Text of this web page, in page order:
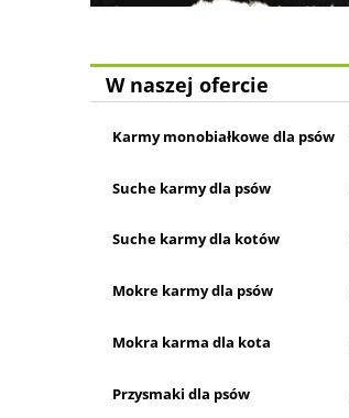
W naszej ofercie
Karmy monobiałkowe dla psów
Suche karmy dla psów
Suche karmy dla kotów
Mokre karmy dla psów
Mokra karma dla kota
Przysmaki dla psów